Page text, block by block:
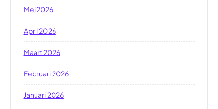
Mei 2026
April 2026
Maart 2026
Februari 2026
Januari 2026